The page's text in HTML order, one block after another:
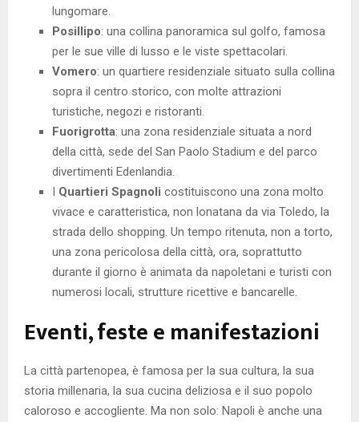
lungomare.
Posillipo: una collina panoramica sul golfo, famosa
per le sue ville di lusso e le viste spettacolari.
Vomero: un quartiere residenziale situato sulla collina
sopra il centro storico, con molte attrazioni
turistiche, negozi e ristoranti.
Fuorigrotta: una zona residenziale situata a nord
della città, sede del San Paolo Stadium e del parco
divertimenti Edenlandia.
Quartieri Spagnoli costituiscono una zona molto
vivace e caratteristica, non lonatana da via Toledo, la
strada dello shopping. Un tempo ritenuta, non a torto,
una zona pericolosa della città, ora, soprattutto
durante il giorno è animata da napoletani e turisti con
numerosi locali, strutture ricettive e bancarelle.
Eventi, feste e manifestazioni
La città partenopea, è famosa per la sua cultura, la sua
storia millenaria, la sua cucina deliziosa e il suo popolo
caloroso e accogliente. Ma non solo: Napoli è anche una